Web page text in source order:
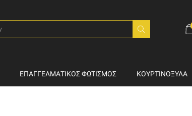
ΕΠΑΓΓΕΛΜΑΤΙΚΌΣ ΦΩΤΙΣΜΌΣ ΚΟΥΡΤΙΝΌΞΥΛΑ